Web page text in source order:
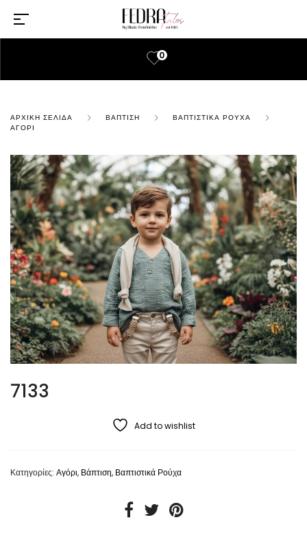
0
ΑΡΧΙΚΉ ΣΕΛΊΔΑ ΒΆΠΤΙΣΗ
ΒΑΠΤΙΣΤΙΚΆ ΡΟΎΧΑ
ΑΓΌΡΙ
7133
Add to wishlist
Κατηγορίες: Αγόρι, Βάπτιση, Βαπτιστικά Ρούχα